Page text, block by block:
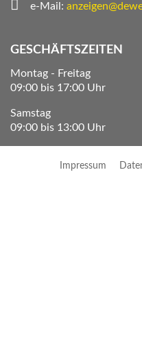
e-Mail:
GESCHÄFTSZEITEN
Montag - Freitag
09:00 bis 17:00 Uhr
Samstag
09:00 bis 13:00 Uhr
Impressum